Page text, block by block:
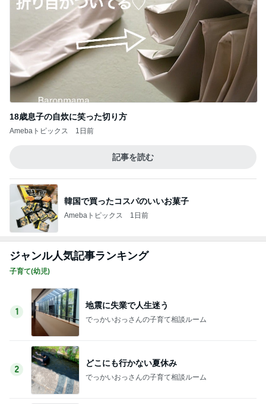
18歳息子の自炊に笑った切り方
Amebaトピックス 1日前
記事を読む
韓国で買ったコスパのいいお菓子
Amebaトピックス 1日前
ジャンル人気記事ランキング
子育て(幼児)
1
地震に失業で人生迷う
でっかいおっさんの子育て相談ルーム
2
どこにも行かない夏休み
でっかいおっさんの子育て相談ルーム